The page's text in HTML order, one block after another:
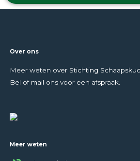
Over ons
Meer weten over Stichting
Bel of mail ons voor een afspraak.
Meer weten